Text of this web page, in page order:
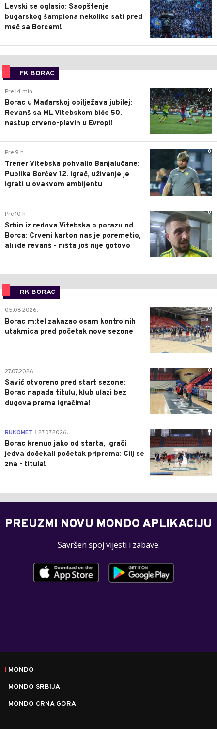
Levski se oglasio: Saopštenje
bugarskog šampiona nekoliko sati pred
meč sa Borcem!
FK BORAC
0
Pre 14 min
Borac u Mađarskoj obilježava jubilej:
Revanš sa ML Vitebskom biće 50.
nastup crveno-plavih u Evropi!
0
Pre 9 h
Trener Vitebska pohvalio Banjalučane:
Publika Borčev 12. igrač, uživanje je
igrati u ovakvom ambijentu
0
Pre 10 h
Srbin iz redova Vitebska o porazu od
Borca: Crveni karton nas je poremetio,
ali ide revanš - ništa još nije gotovo
RK BORAC
0
05.08.2026.
Borac m:tel zakazao osam kontrolnih
utakmica pred početak nove sezone
0
27.07.2026.
Savić otvoreno pred start sezone:
Borac napada titulu, klub ulazi bez
dugova prema igračima!
0
RUKOMET 27.07.2026.
Borac krenuo jako od starta, igrači
jedva dočekali početak priprema: Cilj se
zna - titula!
PREUZMI NOVU MONDO APLIKACIJU
Savršen spoj vijesti i zabave.
MONDO
MONDO SRBIJA
MONDO CRNA GORA